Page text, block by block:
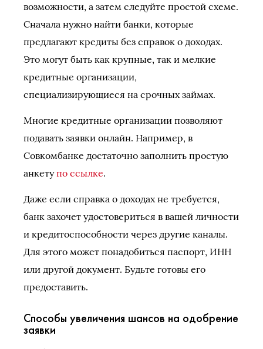
возможности, а затем следуйте простой схеме.
Сначала нужно найти банки, которые
предлагают кредиты без справок о доходах.
Это могут быть как крупные, так и мелкие
кредитные организации,
специализирующиеся на срочных займах.
Многие кредитные организации позволяют
подавать заявки онлайн. Например, в
Совкомбанке достаточно заполнить простую
анкетупо ссылке.
Даже если справка о доходах не требуется,
банк захочет удостовериться в вашей личности
и кредитоспособности через другие каналы.
Для этого может понадобиться паспорт, ИНН
или другой документ. Будьте готовы его
предоставить.
Способы увеличения шансов на одобрение
заявки